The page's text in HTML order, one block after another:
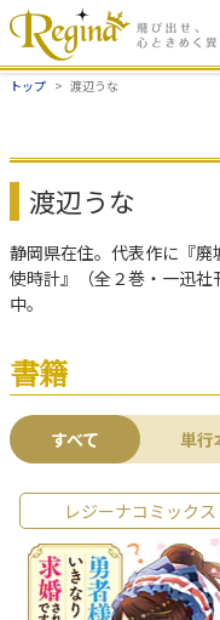
トップ 渡辺うな
渡辺うな
静岡県在住。代表作に『
使時計』（全２巻・一迅
中。
書籍
すべて 単行
レジーナコミックス